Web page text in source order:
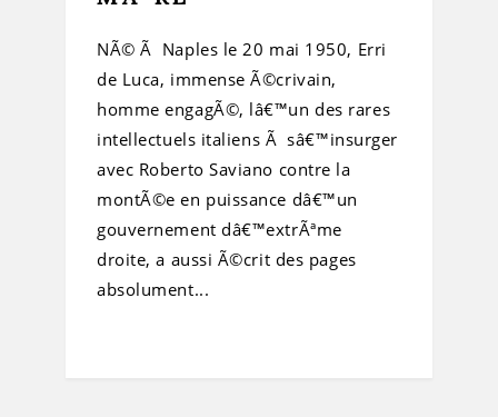
NÃ© Ã Naples le 20 mai 1950, Erri
de Luca, immense Ã©crivain,
homme engagÃ©, lâ€™un des rares
intellectuels italiens Ã sâ€™insurger
avec Roberto Saviano contre la
montÃ©e en puissance dâ€™un
gouvernement dâ€™extrÃªme
droite, a aussi Ã©crit des pages
absolument...